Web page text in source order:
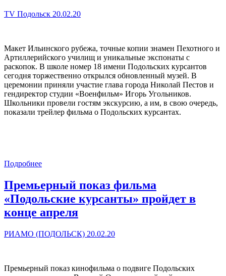
TV Подольск 20.02.20
Макет Ильинского рубежа, точные копии знамен Пехотного и
Артиллерийского училищ и уникальные экспонаты с
раскопок. В школе номер 18 имени Подольских курсантов
сегодня торжественно открылся обновленный музей. В
церемонии приняли участие глава города Николай Пестов и
гендиректор студии «Военфильм» Игорь Угольников.
Школьники провели гостям экскурсию, а им, в свою очередь,
показали трейлер фильма о Подольских курсантах.
Подробнее
Премьерный показ фильма
«Подольские курсанты» пройдет в
конце апреля
РИАМО (ПОДОЛЬСК) 20.02.20
Премьерный показ кинофильма о подвиге Подольских